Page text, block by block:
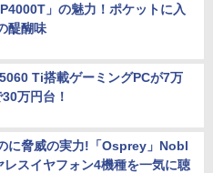
」の魅力！ポケットに入
醍醐味
Ti搭載ゲーミングPCが7万
万円台！
に脅威の実力!「Osprey」Nobl
スイヤフォン4機種を一気に聴